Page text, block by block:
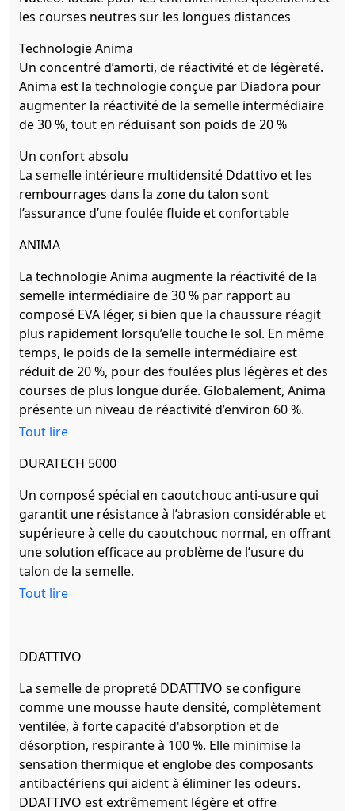
les courses neutres sur les longues distances
Technologie Anima
Un concentré d’amorti, de réactivité et de légèreté.
Anima est la technologie conçue par Diadora pour
augmenter la réactivité de la semelle intermédiaire
de 30 %, tout en réduisant son poids de 20 %
Un confort absolu
La semelle intérieure multidensité Ddattivo et les
rembourrages dans la zone du talon sont
l’assurance d’une foulée fluide et confortable
ANIMA
La technologie Anima augmente la réactivité de la
semelle intermédiaire de 30 % par rapport au
composé EVA léger, si bien que la chaussure réagit
plus rapidement lorsqu’elle touche le sol. En même
temps, le poids de la semelle intermédiaire est
réduit de 20 %, pour des foulées plus légères et des
courses de plus longue durée. Globalement, Anima
présente un niveau de réactivité d’environ 60 %.
Tout lire
DURATECH 5000
Un composé spécial en caoutchouc anti-usure qui
garantit une résistance à l’abrasion considérable et
supérieure à celle du caoutchouc normal, en offrant
une solution efficace au problème de l’usure du
talon de la semelle.
Tout lire
DDATTIVO
La semelle de propreté DDATTIVO se configure
comme une mousse haute densité, complètement
ventilée, à forte capacité d'absorption et de
désorption, respirante à 100 %. Elle minimise la
sensation thermique et englobe des composants
antibactériens qui aident à éliminer les odeurs.
DDATTIVO est extrêmement légère et offre